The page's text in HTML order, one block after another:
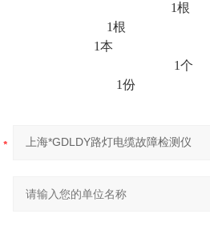
接线 1根
接线 1根
1本
器 1个
保修卡 1份